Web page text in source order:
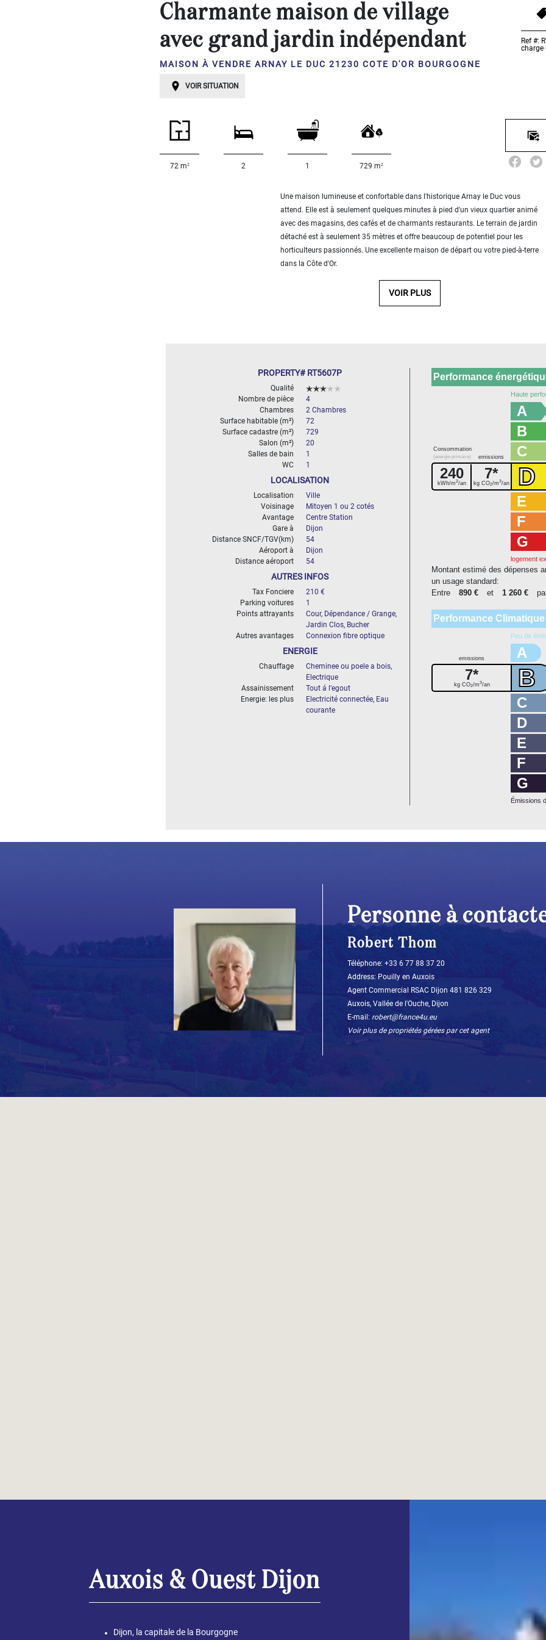
Charmante maison de village
avec grand jardin indépendant
Ref #:
charge
MAISON À VENDRE ARNAY LE DUC 21230 COTE D'OR BOURGOGNE
VOIR SITUATION
72 m2 2 1 729 m2
Une maison lumineuse et confortable dans l'historique Arnay le Duc vous
attend. Elle est à seulement quelques minutes à pied d'un vieux quartier animé
avec des magasins, des cafés et de charmants restaurants. Le terrain de jardin
détaché est à seulement 35 mètres et offre beaucoup de potentiel pour les
horticulteurs passionnés. Une excellente maison de départ ou votre pied-à-terre
dans la Côte d'Or.
VOIR PLUS
PROPERTY# RT5607P
Qualité
Nombre de pièce
4
Chambres
2 Chambres
Surface habitable (m²)
72
Surface cadastre (m²)
729
Salon (m²)
20
Salles de bain
1
WC
1
LOCALISATION
Localisation
Ville
Voisinage
Mitoyen 1 ou 2 cotés
Avantage
Centre Station
Gare à
Dijon
Distance SNCF/TGV(km)
54
Aéroport à
Dijon
Distance aéroport
54
AUTRES INFOS
Tax Fonciere
210 €
Parking voitures
1
Points attrayants
Cour, Dépendance / Grange,
Jardin Clos, Bucher
Autres avantages
Connexion fibre optique
ENERGIE
Chauffage
Cheminee ou poele a bois,
Electrique
Assainissement
Tout á l’egout
Energie: les plus
Electricité connectée, Eau
courante
Performance
Haute
A
B
C
D
Consommation
(energie primaire) emissions
240
kWh/m2/an
7*
kg CO2/m3/an
E
F
G
logement
Montant estimé des dépenses
un usage standard:
Entre
890 € et 1 260 €
Performance Climatique
Peu de
A
B
emissions
7*
kg CO2/m3/an
C
D
E
F
G
Émissions
Personne à
Robert Thom
Téléphone: +33 6 77 88 37 20
Address: Pouilly en Auxois
Agent Commercial RSAC Dijon 481 826 329
Auxois, Vallée de l'Ouche, Dijon
E-mail: robert@france4u.eu
Voir plus de propriétés gérées par cet agent
Auxois & Ouest Dijon
Dijon, la capitale de la Bourgogne